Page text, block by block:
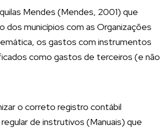
Mendes (Mendes, 2001) que
dos municípios com as Organizações
os gastos com instrumentos
como gastos de terceiros (e não
o correto registro contábil
de instrutivos (Manuais) que